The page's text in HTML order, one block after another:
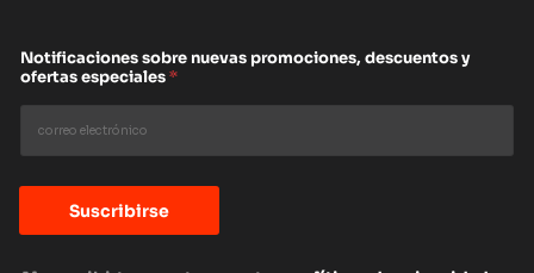
Notificaciones sobre nuevas promociones, descuentos y
ofertas especiales*
Suscribirse